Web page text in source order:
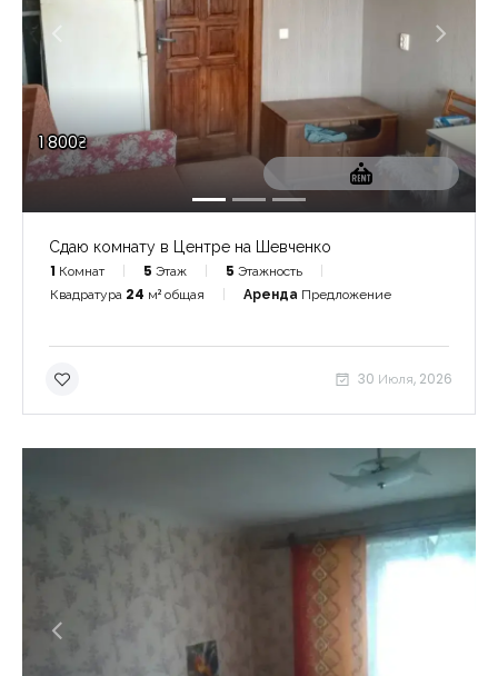
1 800₴
Сдаю комнату в Центре на Шевченко
1 Комнат 5 Этаж 5 Этажность
Квадратура 24 м² общая Аренда Предложение
30 Июля, 2026